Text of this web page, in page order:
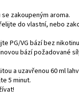
zakoupeným aroma.
do vlastní, nebo
PG/VG bází bez
bází požadované
a uzavřenou 60 ml
5 minut.